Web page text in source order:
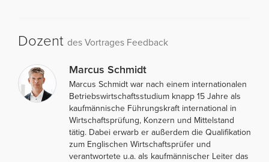
Dozent des Vortrages Feedback
Marcus Schmidt
Marcus Schmidt war nach einem internationalen
Betriebswirtschaftsstudium knapp 15 Jahre als
kaufmännische Führungskraft international in
Wirtschaftsprüfung, Konzern und Mittelstand
tätig. Dabei erwarb er außerdem die Qualifikation
zum Englischen Wirtschaftsprüfer und
verantwortete u.a. als kaufmännischer Leiter das